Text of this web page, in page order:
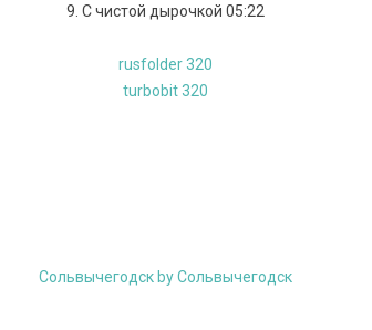
9. С чистой дырочкой 05:22
rusfolder 320
turbobit 320
Сольвычегодск by Сольвычегодск